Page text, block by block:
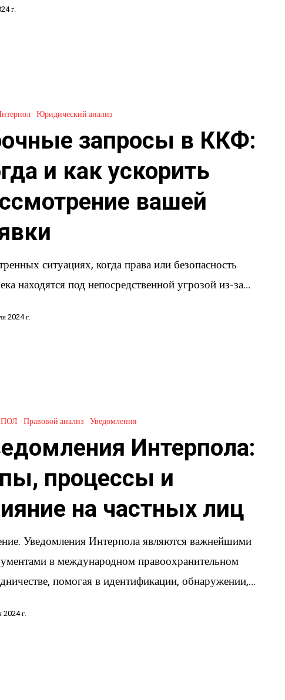
г.
Юридический анализ
запросы в ККФ:
и как ускорить
вашей
ситуациях, когда права или безопасность
находятся под непосредственной угрозой из-за…
2024 г.
Правовой анализ Уведомления
Интерпола:
процессы и
на частных лиц
Уведомления Интерпола являются важнейшими
в международном правоохранительном
помогая в идентификации, обнаружении,…
2024 г.